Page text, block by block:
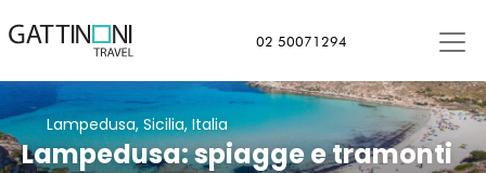
02 50071294
Lampedusa, Sicilia, Italia
Lampedusa: spiagge e tramonti